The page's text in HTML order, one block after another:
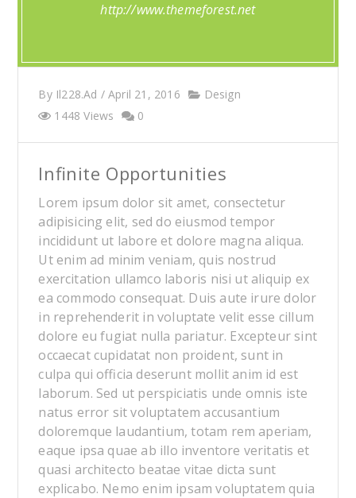
http://www.themeforest.net
By Il228.ad /April 21, 2016
Design
1448 Views
0
Infinite Opportunities
Lorem ipsum dolor sit amet, consectetur
adipisicing elit, sed do eiusmod tempor
incididunt ut labore et dolore magna aliqua.
Ut enim ad minim veniam, quis nostrud
exercitation ullamco laboris nisi ut aliquip ex
ea commodo consequat. Duis aute irure dolor
in reprehenderit in voluptate velit esse cillum
dolore eu fugiat nulla pariatur. Excepteur sint
occaecat cupidatat non proident, sunt in
culpa qui officia deserunt mollit anim id est
laborum. Sed ut perspiciatis unde omnis iste
natus error sit voluptatem accusantium
doloremque laudantium, totam rem aperiam,
eaque ipsa quae ab illo inventore veritatis et
quasi architecto beatae vitae dicta sunt
explicabo. Nemo enim ipsam voluptatem quia